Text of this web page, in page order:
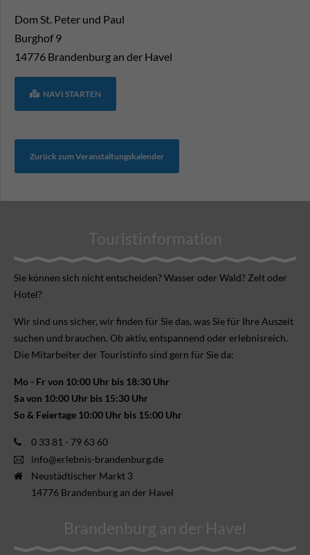
Dom St. Peter und Paul
Burghof 9
14776 Brandenburg an der Havel
NAVI STARTEN
Zurück zum Veranstaltungskalender
Touristinformation
Sie können sich nicht ent­scheiden? Wasser oder Wald? Zelt oder
Hotel?
Wir sind uns sicher, wir finden für Sie das, was Sie für Ihre Aus­zeit
suchen und brauchen. Ob aktiv, ent­spannend oder erlebnis­reich.
Die Mitarbeiter der Touristinfo sind gern für Sie da:
Mo - Fr von 10:00 Uhr bis 18:30 Uhr
Sa von 10:00 Uhr bis 15:30 Uhr
So & Feiertage 10:00 Uhr bis 15:00 Uhr
0 33 81 - 79 63 60
info@erlebnis-brandenburg.de
Neustädtischer Markt 3
14776 Brandenburg an der Havel
Brandenburg an der Havel